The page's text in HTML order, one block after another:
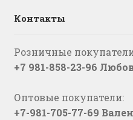
Контакты
Розничные
+7 981-858-23-96
Оптовые покупатели:
+7-981-705-77-69